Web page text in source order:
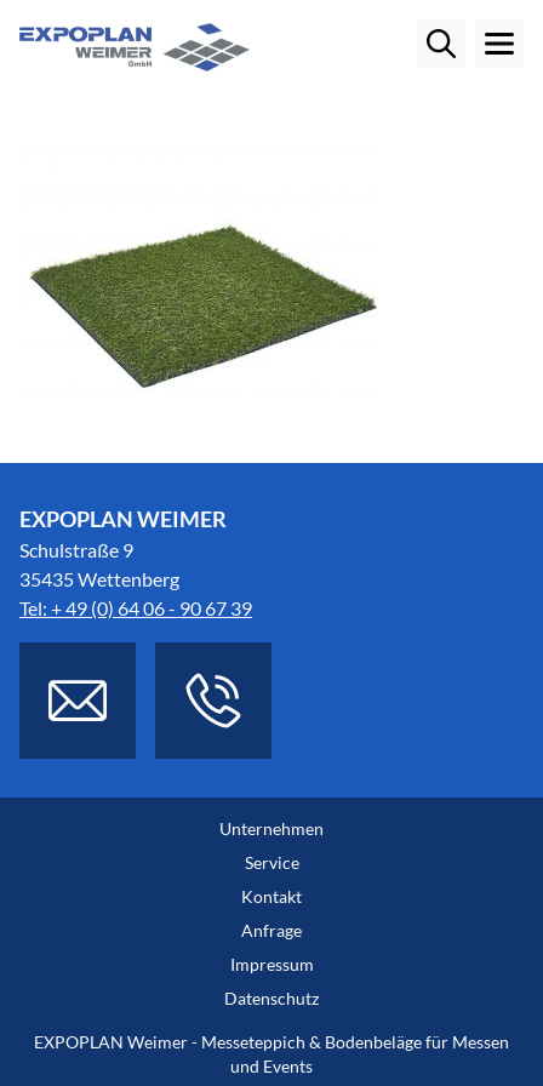
EXPOPLAN WEIMER
Schulstraße 9
35435 Wettenberg
Tel: + 49 (0) 64 06 - 90 67 39
Unternehmen
Service
Kontakt
Anfrage
Impressum
Datenschutz
EXPOPLAN Weimer - Messeteppich & Bodenbeläge für Messen
und Events